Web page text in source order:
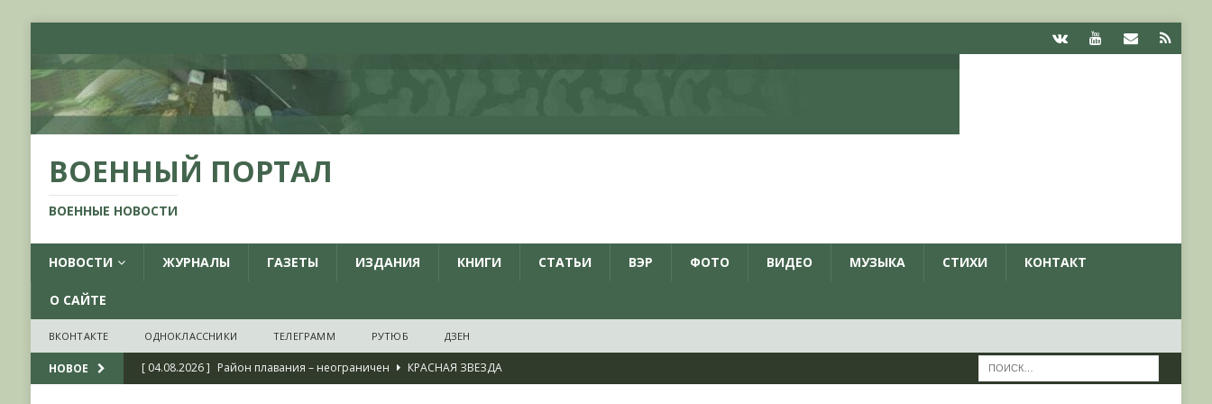
ВОЕННЫЙ ПОРТАЛ
ВОЕННЫЕ НОВОСТИ
НОВОСТИ ЖУРНАЛЫ ГАЗЕТЫ ИЗДАНИЯ КНИГИ СТАТЬИ ВЭР ФОТО ВИДЕО МУЗЫКА СТИХИ КОНТАКТ
О САЙТЕ
ВКОНТАКТЕ ОДНОКЛАССНИКИ ТЕЛЕГРАММ РУТЮБ ДЗЕН
НОВОЕ [ 04.08.2026 ] Район плавания – неограничен
КРАСНАЯ ЗВЕЗДА